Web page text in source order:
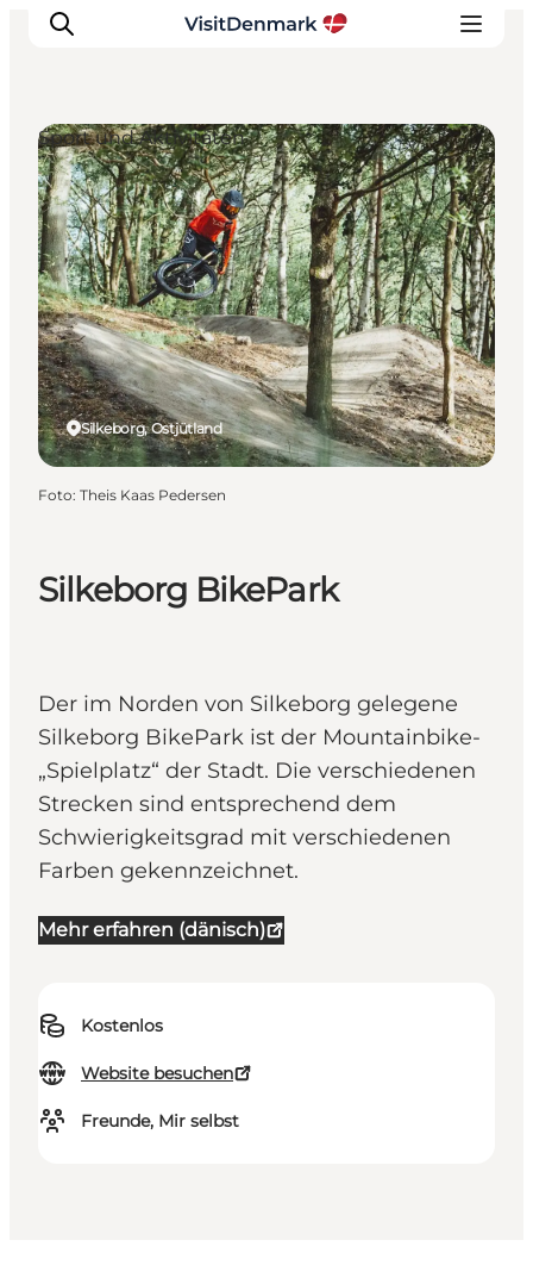
Inspiration
Regionen
Erlebnisse
Unterkünfte
Reiseplanung
Silkeborg BikePark
Der im Norden von Silkeborg gelegene
Silkeborg BikePark ist der Mountainbike-
„Spielplatz“ der Stadt. Die verschiedenen
Strecken sind entsprechend dem
Schwierigkeitsgrad mit verschiedenen
Farben gekennzeichnet.
Mehr erfahren (dänisch)
Kostenlos
Website besuchen
Freunde, Mir selbst
Silkeborg, Ostjütland
Sport und Aktivitäten
Foto: Theis Kaas Pedersen